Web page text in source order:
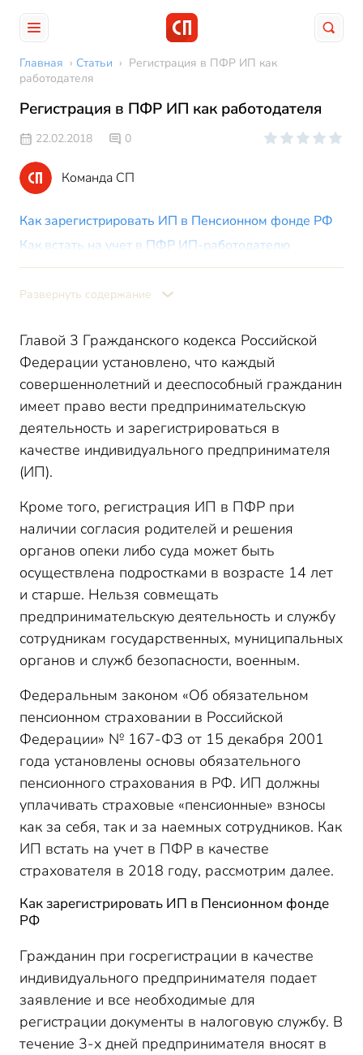
Главная › Статьи › Регистрация в ПФР ИП как
работодателя
Регистрация в ПФР ИП как работодателя
22.02.2018 0
Команда СП
Как зарегистрировать ИП в Пенсионном фонде РФ
Как встать на учет в ПФР ИП-работодателю
Нужна ли ИП регистрация в ФСС
Развернуть содержание
Главой 3 Гражданского кодекса Российской
Федерации установлено, что каждый
совершеннолетний и дееспособный гражданин
имеет право вести предпринимательскую
деятельность и зарегистрироваться в
качестве индивидуального предпринимателя
(ИП).
Кроме того, регистрация ИП в ПФР при
наличии согласия родителей и решения
органов опеки либо суда может быть
осуществлена подростками в возрасте 14 лет
и старше. Нельзя совмещать
предпринимательскую деятельность и службу
сотрудникам государственных, муниципальных
органов и служб безопасности, военным.
Федеральным законом «Об обязательном
пенсионном страховании в Российской
Федерации» № 167-ФЗ от 15 декабря 2001
года установлены основы обязательного
пенсионного страхования в РФ. ИП должны
уплачивать страховые «пенсионные» взносы
как за себя, так и за наемных сотрудников. Как
ИП встать на учет в ПФР в качестве
страхователя в 2018 году, рассмотрим далее.
Как зарегистрировать ИП в Пенсионном фонде
РФ
Гражданин при госрегистрации в качестве
индивидуального предпринимателя подает
заявление и все необходимые для
регистрации документы в налоговую службу. В
течение 3-х дней предпринимателя вносят в